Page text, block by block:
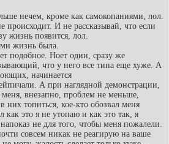
нечем, кроме как самокопаниями, лол.
происходит. И не рассказывай, что если
жизнь появится, лол.
жизнь была.
подобное. Ноет один, сразу же
что у него все типа еще хуже. А
начинается
А при наглядной демонстрации,
внезапно, проблем не меньше,
них топиться, кое-кто обозвал меня
как это я не утопаю и как это так, я
не для того, чтобы меня пожалели.
совсем никак не реагирую на ваше